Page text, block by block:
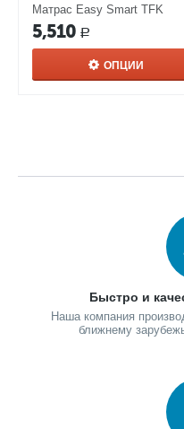
обеспечивают увеличение
не пахнет и не вызывает
Чехол Трикот
Чехол Трикот -
полиэстера. Эластичное
Матрас Easy Smart TFK
5,510 Р
ОПЦИИ
Быстро и
Наша компания
ближнему